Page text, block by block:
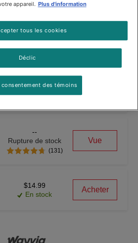
Poulet et Riz Nourriture pour Chiens
En stock
--
Rupture de stock
(131)
Vue
$14.99
En stock
Acheter
appareil. Plus d'information
Déclic
tous les cookies
des témoins